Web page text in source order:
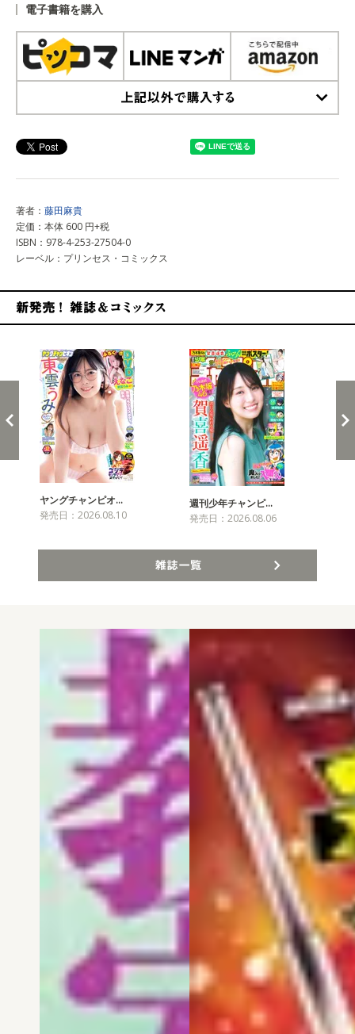
電子書籍を購入
著者： 藤田麻貴
定価：本体 600 円+税
ISBN：978-4-253-27504-0
レーベル：プリンセス・コミックス
ヤングチャンピオ…
発売日：2026.08.10
週刊少年チャンピ…
発売日：2026.08.06